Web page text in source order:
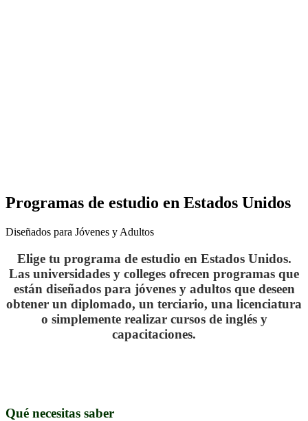
Programas de estudio en Estados Unidos
Diseñados para Jóvenes y Adultos
Elige tu programa de estudio en Estados Unidos.
Las universidades y colleges ofrecen programas que
están diseñados para jóvenes y adultos que deseen
obtener un diplomado, un terciario, una licenciatura
o simplemente realizar cursos de inglés y
capacitaciones.
Qué necesitas saber